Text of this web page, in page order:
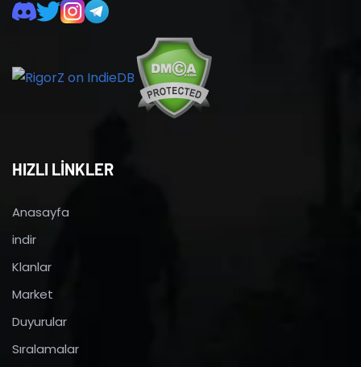
HIZLI LİNKLER
Anasayfa
indir
Klanlar
Market
Duyurular
Sıralamalar